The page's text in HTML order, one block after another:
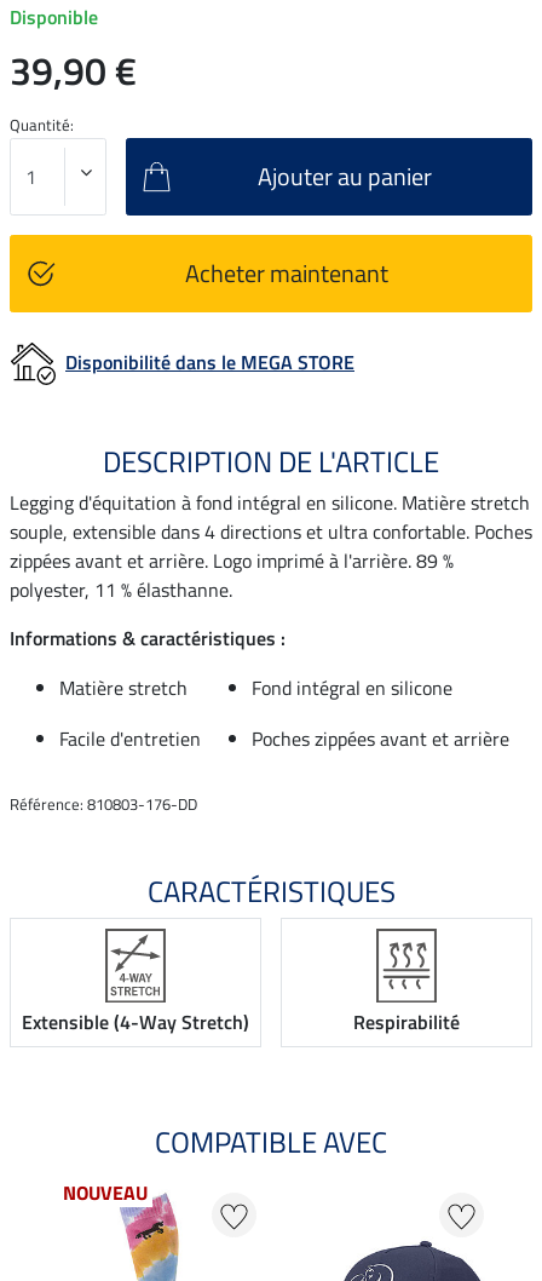
Disponible
39,90 €
Quantité:
Ajouter au panier
Acheter maintenant
Disponibilité dans le MEGA STORE
DESCRIPTION DE L'ARTICLE
Legging d'équitation à fond intégral en silicone. Matière stretch
souple, extensible dans 4 directions et ultra confortable. Poches
zippées avant et arrière. Logo imprimé à l'arrière. 89 %
polyester, 11 % élasthanne.
Informations & caractéristiques :
Matière stretch
Fond intégral en silicone
Facile d'entretien
Poches zippées avant et arrière
Référence: 810803-176-DD
CARACTÉRISTIQUES
Extensible (4-Way Stretch) Respirabilité
COMPATIBLE AVEC
NOUVEAU